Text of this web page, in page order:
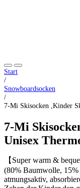
Start
/
Snowboardsocken
/
7-Mi Skisocken ,Kinder
7-Mi
Unisex
【Super warm &
(80% Baumwolle,
atmungsaktiv,